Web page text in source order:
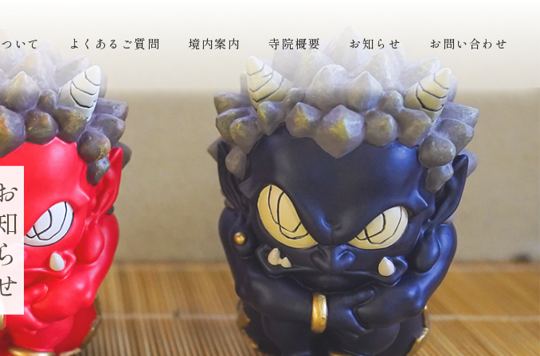
いて よくあるご質問 境内案内 寺院概要 お知らせ お問い合わせ
ら